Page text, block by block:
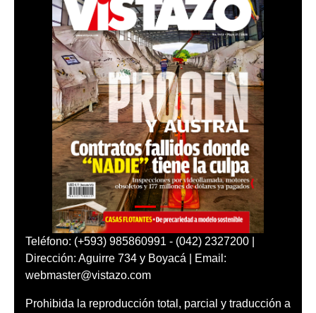
Teléfono: (+593) 985860991 - (042) 2327200 |
Dirección: Aguirre 734 y Boyacá | Email:
webmaster@vistazo.com
Prohibida la reproducción total, parcial y traducción a